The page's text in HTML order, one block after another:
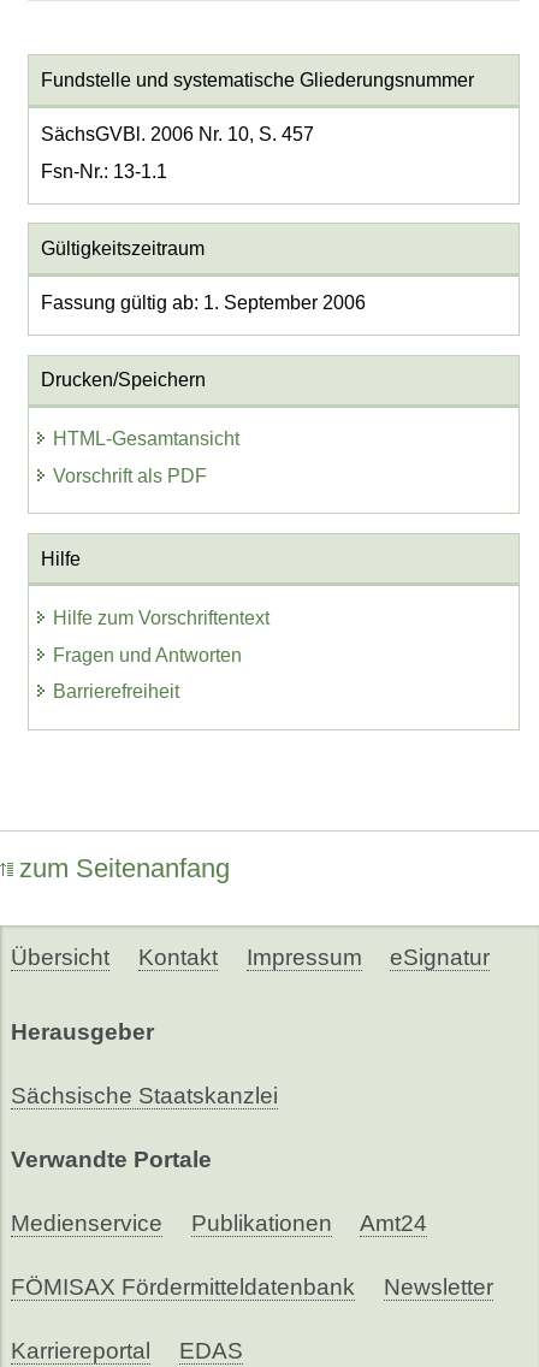
Fundstelle und systematische Gliederungsnummer
SächsGVBl. 2006 Nr. 10, S. 457
Fsn-Nr.: 13-1.1
Gültigkeitszeitraum
Fassung gültig ab: 1. September 2006
Drucken/Speichern
HTML-Gesamtansicht
Vorschrift als PDF
Hilfe
Hilfe zum Vorschriftentext
Fragen und Antworten
Barrierefreiheit
zum Seitenanfang
Übersicht Kontakt Impressum eSignatur
Herausgeber
Sächsische Staatskanzlei
Verwandte Portale
Medienservice Publikationen Amt24
FÖMISAX Fördermitteldatenbank Newsletter
Karriereportal EDAS